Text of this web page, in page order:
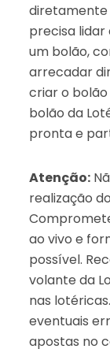
diretamente
precisa
um bolão,
arrecadar
criar o bolão
bolão da
pronta e
Atenção:
realização
ao vivo e
possível.
volante da
nas
eventuais
apostas no